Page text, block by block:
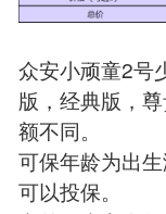
众安小顽童2号
版，经典版，
额不同。
可保年龄为出
可以投保。